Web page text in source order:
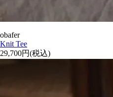
obafer
Knit Tee
29,700円(税込)